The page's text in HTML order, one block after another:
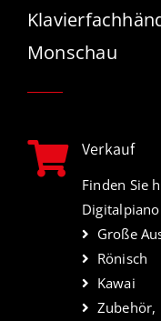
Monschau
Verkauf
Finden Sie
Große
Rönisch
Kawai
Zubehör,